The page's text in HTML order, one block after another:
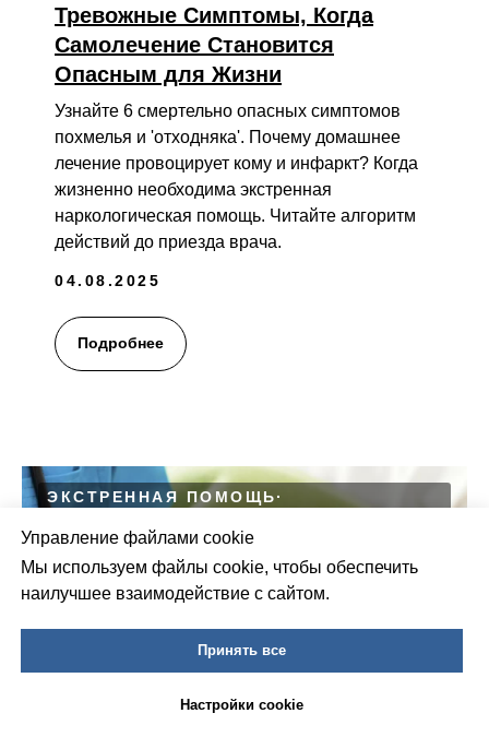
Тревожные Симптомы, Когда
Самолечение Становится
Опасным для Жизни
Узнайте 6 смертельно опасных симптомов
похмелья и 'отходняка'. Почему домашнее
лечение провоцирует кому и инфаркт? Когда
жизненно необходима экстренная
наркологическая помощь. Читайте алгоритм
действий до приезда врача.
04.08.2025
Подробнее
ЭКСТРЕННАЯ ПОМОЩЬ
ИНФОРМАЦИЯ ДЛЯ РОДСТВЕННИКОВ
Управление файлами cookie
Мы используем файлы cookie, чтобы обеспечить
наилучшее взаимодействие с сайтом.
Принять все
Настройки cookie